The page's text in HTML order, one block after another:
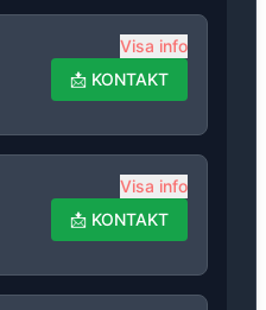
Visa info
📩 KONTAKT
Visa info
📩 KONTAKT